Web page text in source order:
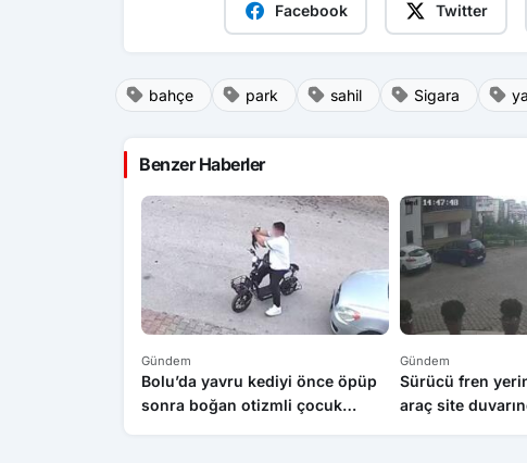
Facebook Twitter
bahçe park sahil Sigara
Benzer Haberler
Gündem
Bolu’da yavru kediyi önce öpüp
sonra boğan otizmli çocuk
Gündem
Sürücü fren
araç site